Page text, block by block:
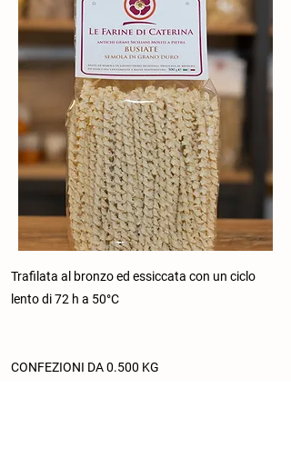
Trafilata al bronzo ed essiccata con un ciclo
lento di 72 h a 50°C
CONFEZIONI DA 0.500 KG